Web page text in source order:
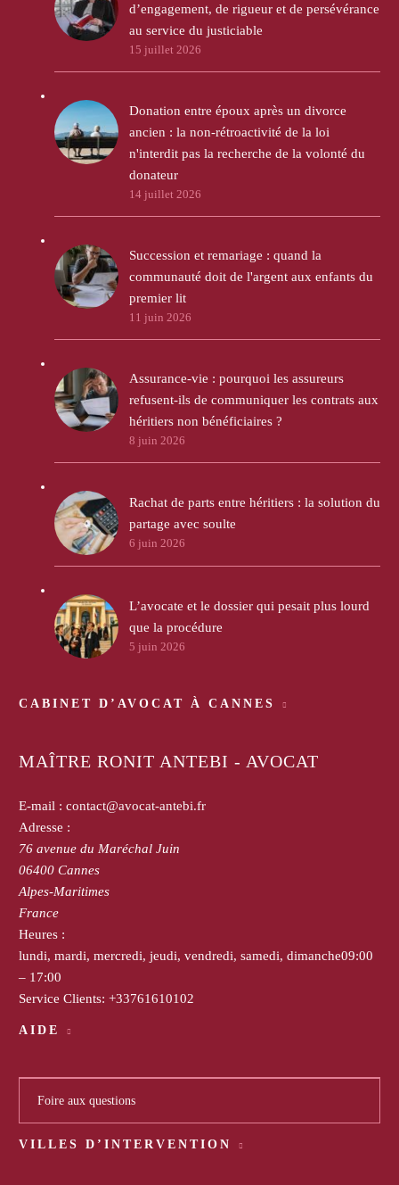
d’engagement, de rigueur et de persévérance
au service du justiciable
15 juillet 2026
Donation entre époux après un divorce
ancien : la non-rétroactivité de la loi
n'interdit pas la recherche de la volonté du
donateur
14 juillet 2026
Succession et remariage : quand la
communauté doit de l'argent aux enfants du
premier lit
11 juin 2026
Assurance-vie : pourquoi les assureurs
refusent-ils de communiquer les contrats aux
héritiers non bénéficiaires ?
8 juin 2026
Rachat de parts entre héritiers : la solution du
partage avec soulte
6 juin 2026
L’avocate et le dossier qui pesait plus lourd
que la procédure
5 juin 2026
CABINET D’AVOCAT À CANNES
MAÎTRE RONIT ANTEBI - AVOCAT
E-mail : contact@avocat-antebi.fr
Adresse :
76 avenue du Maréchal Juin
06400 Cannes
Alpes-Maritimes
France
Heures :
lundi, mardi, mercredi, jeudi, vendredi, samedi, dimanche09:00
– 17:00
Service Clients: +33761610102
AIDE
Foire aux questions
VILLES D’INTERVENTION